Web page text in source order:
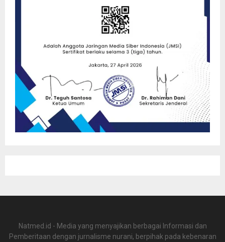
Natmed.id - Media yang menyajikan berbagai Informasi dan
Pemberitaan dengan jurnalisme nurani, berpihak pada kebenaran